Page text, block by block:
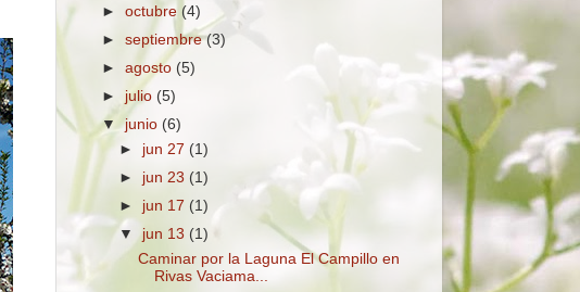
►octubre (4)
►septiembre(3)
►agosto (5)
► julio (5)
▼junio (6)
► jun 27 (1)
► jun 23 (1)
► jun 17 (1)
▼jun 13 (1)
Caminar por la Laguna El Campillo en
Rivas Vaciama...